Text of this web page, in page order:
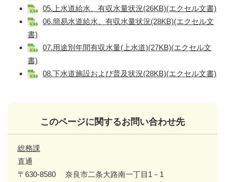
05.上水道給水、有収水量状況(26KB)(エクセル文書)
06.簡易水道給水、有収水量状況(28KB)(エクセル文
書)
07.用途別年間有収水量(上水道)(27KB)(エクセル文
書)
08.下水道施設および普及状況(28KB)(エクセル文書)
このページに関するお問い合わせ先
総務課
直通
〒630-8580
奈良市二条大路南一丁目1－1